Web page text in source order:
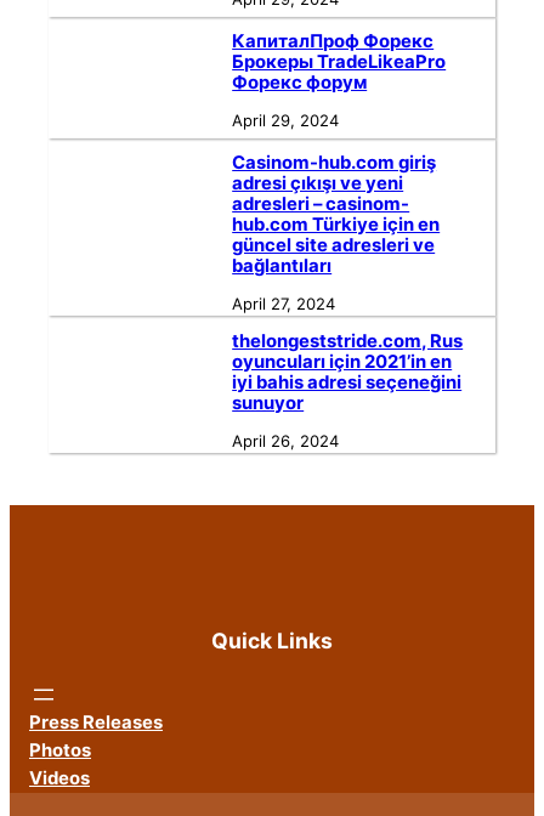
КапиталПроф Форекс
Брокеры TradeLikeaPro
Форекс форум
April 29, 2024
Casinom-hub.com giriş
adresi çıkışı ve yeni
adresleri – casinom-
hub.com Türkiye için en
güncel site adresleri ve
bağlantıları
April 27, 2024
thelongeststride.com, Rus
oyuncuları için 2021’in en
iyi bahis adresi seçeneğini
sunuyor
April 26, 2024
Quick Links
Press Releases
Photos
Videos